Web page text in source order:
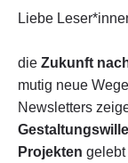
Liebe
die Zukunft
mutig neue
Newsletters
Projekten gelebt